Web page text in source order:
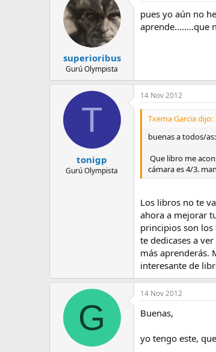
m
superioribus
Gurú Olympista
pues yo aún no
aprende........que
T
tonigp
Gurú Olympista
14 Nov 2012
Txema Garcia dijo:
buenas a todos/as:
Que libro me
cámara
Los libros no te
ahora a mejorar
principios son
te dedicases a
más aprenderás.
interesante de
G
14 Nov 2012
Buenas,
yo tengo este,